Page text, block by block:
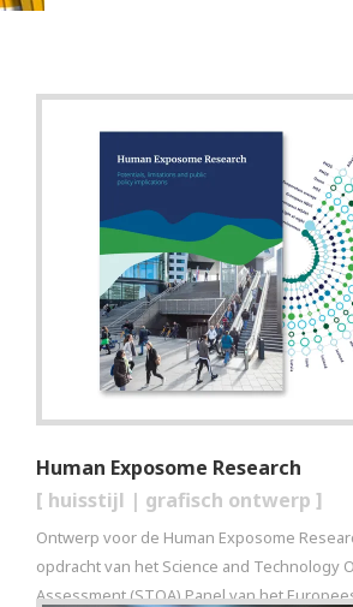
Human Exposome Research
[ huisstijl | grafisch ontwerp ]
Ontwerp voor de Human Exposome
opdracht van het Science and Technology
Assessment (STOA) Panel van het